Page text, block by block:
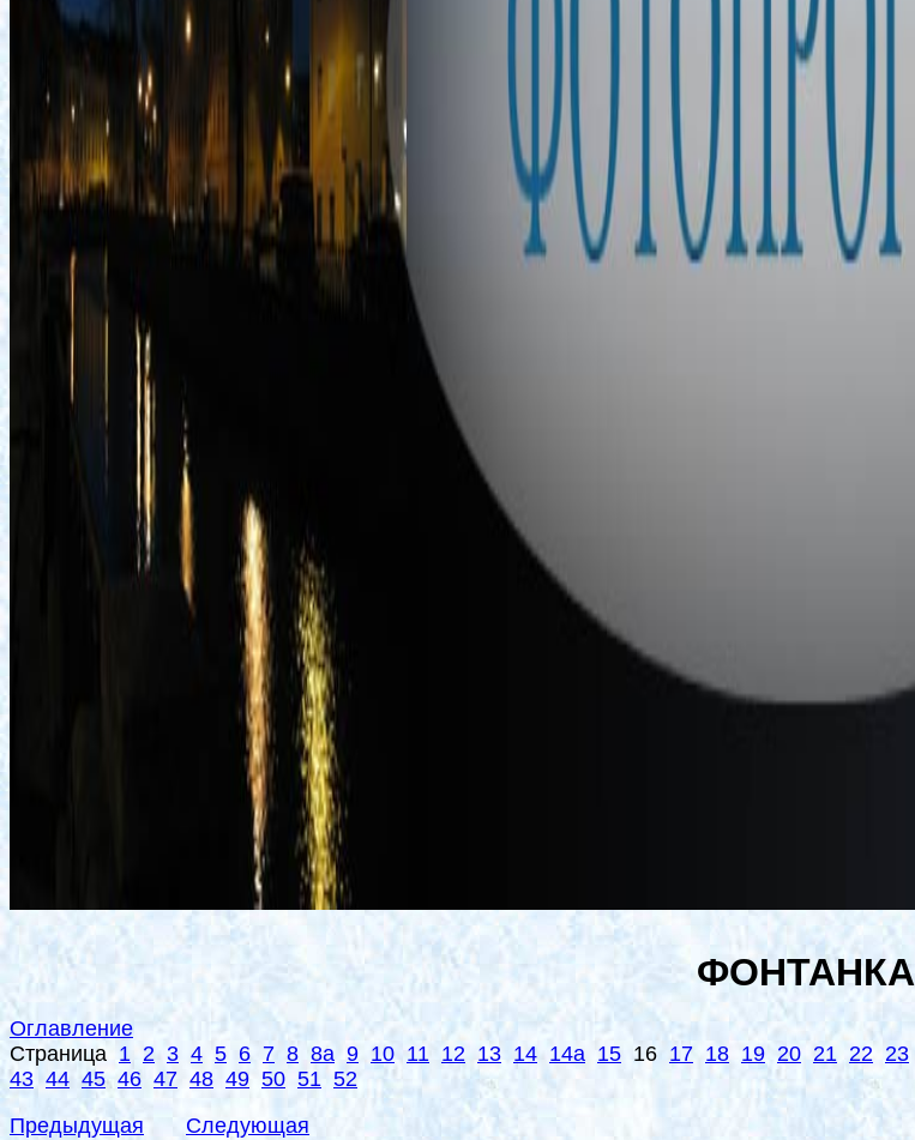
ФОНТАНКА
Оглавление
Страница 1 2 3 4 5 6 7 8 8а 9 10 11 12 13 14 14а 15 16 17 18 19 20 21 22 23
43 44 45 46 47 48 49 50 51 52
Предыдущая
Следующая